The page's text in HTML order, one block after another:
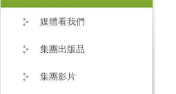
媒體看我們
集團出版品
集團影片